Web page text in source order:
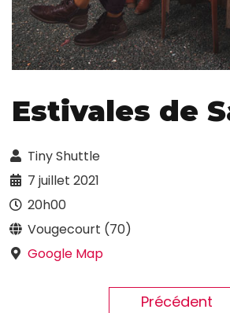
Estivales de
Tiny Shuttle
7 juillet 2021
20h00
Vougecourt (70)
Google Map
Précédent